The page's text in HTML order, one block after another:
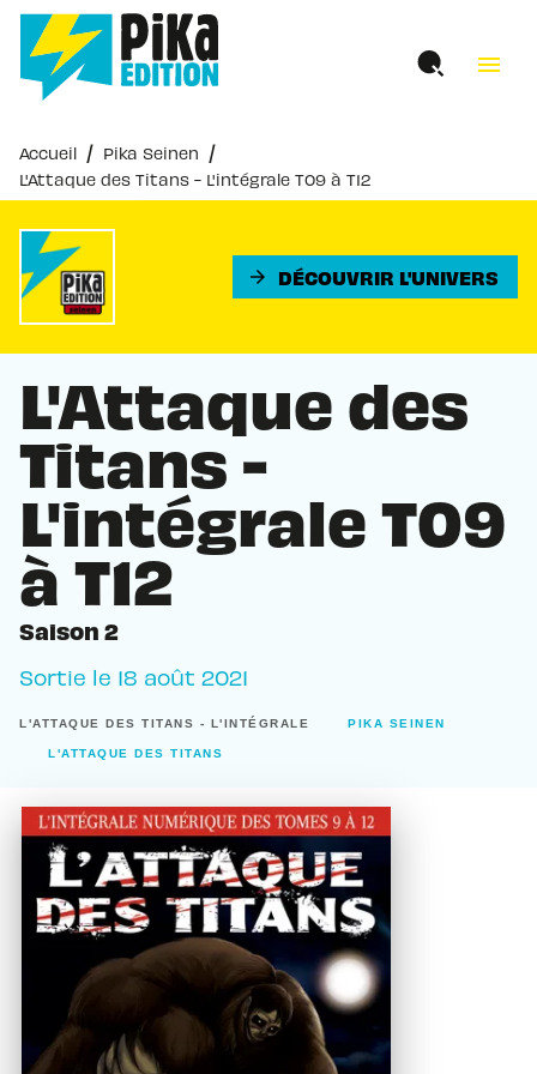
MENU RECHERCHE
PIED DE PAGE
menu
Accueil / Pika Seinen /
L'Attaque des Titans - L'intégrale T09 à T12
arrow_forward DÉCOUVRIR L'UNIVERS
L'Attaque des
Titans -
L'intégrale T09
à T12
Saison 2
Sortie le 18 août 2021
L'ATTAQUE DES TITANS - L'INTÉGRALE PIKA SEINEN
L'ATTAQUE DES TITANS